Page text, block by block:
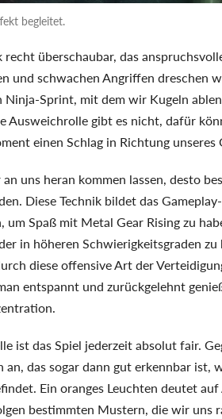
begleitet.
überschaubar, das
und schwachen Angriffen dreschen
Sprint, mit dem wir Kugeln
Ausweichrolle gibt es nicht, dafür
einen Schlag in Richtung unseres
uns heran kommen lassen, desto
Diese Technik bildet das
Spaß mit Metal Gear Rising zu
in höheren Schwierigkeitsgraden zu
diese offensive Art der
entspannt und zurückgelehnt
ist das Spiel jederzeit absolut fair.
das sogar dann gut erkennbar ist,
Ein oranges Leuchten deutet
bestimmten Mustern, die wir uns